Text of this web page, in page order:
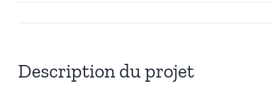
Description du projet